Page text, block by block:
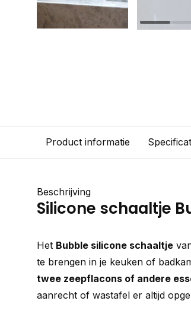
Product informatie
Beschrijving
Silicone schaaltje
Het Bubble silicone schaaltje
te brengen in je keuken of
twee zeepflacons of andere
aanrecht of wastafel er altijd